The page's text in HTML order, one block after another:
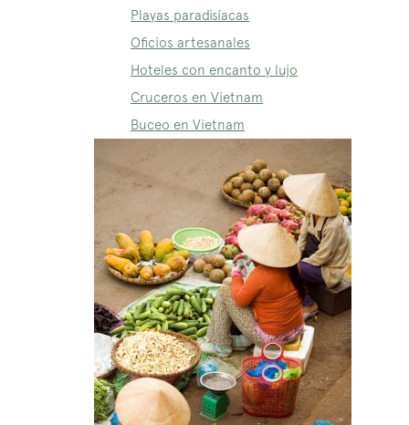
Playas paradisíacas
Oficios artesanales
Hoteles con encanto y lujo
Cruceros en Vietnam
Buceo en Vietnam